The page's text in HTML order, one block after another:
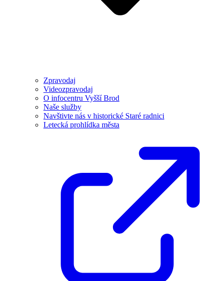
Zpravodaj
Videozpravodaj
O infocentru Vyšší Brod
Naše služby
Navštivte nás v historické Staré radnici
Letecká prohlídka města